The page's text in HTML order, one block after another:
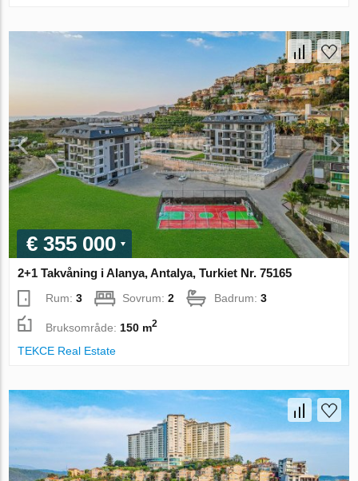
€ 355 000
2+1 Takvåning i Alanya, Antalya, Turkiet Nr. 75165
Rum:3 Sovrum:2 Badrum:3
Bruksområde: 150 m2
TEKCE Real Estate